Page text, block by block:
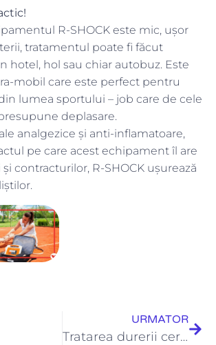
R-SHOCK este mic, ușor
tratamentul poate fi făcut
hotel, hol sau chiar autobuz. Este
mobil care este perfect pentru
lumea sportului – job care de cele
deplasare.
analgezice și anti-inflamatoare,
pe care acest echipament îl are
contracturilor, R-SHOCK ușurează
URMATOR
Tratarea durerii cervicale cu ajutorul terapiei Winback TECAR